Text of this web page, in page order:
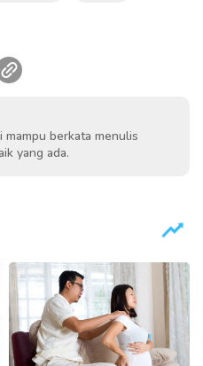
berkata menulis
yang ada.